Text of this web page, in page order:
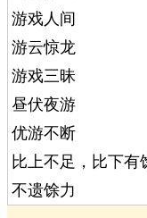
游戏人间
游云惊龙
游戏三昧
昼伏夜游
优游不断
比上不足，比下有
不遗馀力